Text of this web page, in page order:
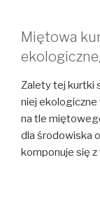
Miętowa
Zalety tej kurtki
niej
na tle
dla środowiska
komponuje się